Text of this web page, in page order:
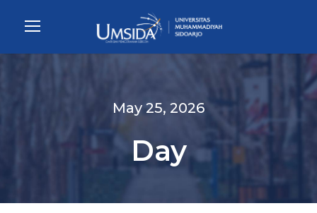
May 25, 2026
Day